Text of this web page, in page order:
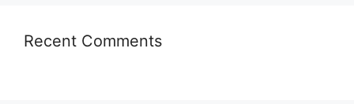
Recent Comments